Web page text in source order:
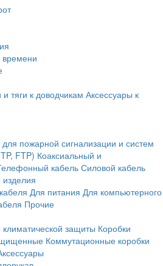
времени
тяги к доводчикам Аксессуары к
для пожарной сигнализации и систем
FTP) Коаксиальный и
кабель Силовой кабель
Для питания Для компьютерного
Прочие
защиты Коробки
Коммутационные коробки